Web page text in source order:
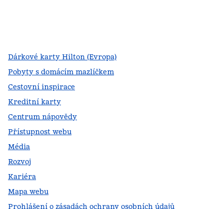
Dárkové karty Hilton (Evropa)
Pobyty s domácím mazlíčkem
Cestovní inspirace
Kreditní karty
Centrum nápovědy
Přístupnost webu
Média
Rozvoj
Kariéra
Mapa webu
Prohlášení o zásadách ochrany osobních údajů